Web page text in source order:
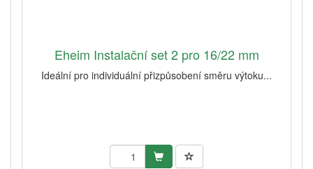
Eheim Instalační set 2 pro 16/22 mm
Ideální pro individuální přizpůsobení směru výtoku...